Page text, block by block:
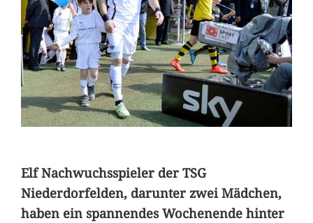
Elf Nachwuchsspieler der TSG
Niederdorfelden, darunter zwei Mädchen,
haben ein spannendes Wochenende hinter